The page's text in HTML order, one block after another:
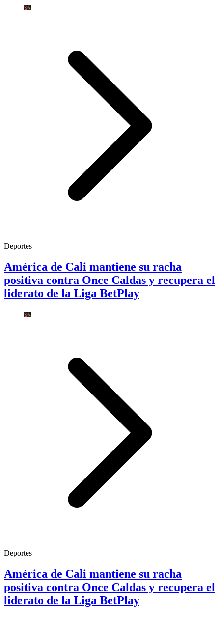
Deportes
América de Cali mantiene su racha
positiva contra Once Caldas y recupera el
liderato de la Liga BetPlay
Deportes
América de Cali mantiene su racha
positiva contra Once Caldas y recupera el
liderato de la Liga BetPlay